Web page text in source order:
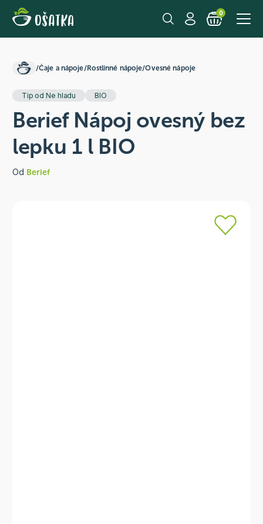
0
/Čaje a nápoje/Rostlinné nápoje/Ovesné nápoje
Tip od Ne hladu BIO
Berief Nápoj ovesný bez
lepku 1 l BIO
Od Berief